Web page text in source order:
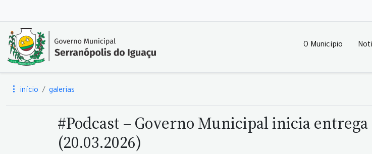
O Município
início galerias
#Podcast – Governo Municipal inicia entrega
(20.03.2026)